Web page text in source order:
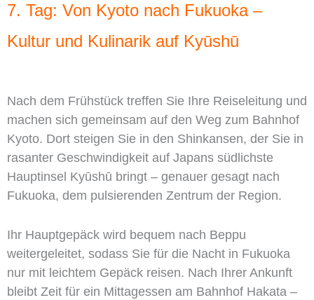
7. Tag: Von Kyoto nach Fukuoka –
Kultur und Kulinarik auf Kyūshū
Nach dem Frühstück treffen Sie Ihre Reiseleitung und
machen sich gemeinsam auf den Weg zum Bahnhof
Kyoto. Dort steigen Sie in den Shinkansen, der Sie in
rasanter Geschwindigkeit auf Japans südlichste
Hauptinsel Kyūshū bringt – genauer gesagt nach
Fukuoka, dem pulsierenden Zentrum der Region.
Ihr Hauptgepäck wird bequem nach Beppu
weitergeleitet, sodass Sie für die Nacht in Fukuoka
nur mit leichtem Gepäck reisen. Nach Ihrer Ankunft
bleibt Zeit für ein Mittagessen am Bahnhof Hakata –